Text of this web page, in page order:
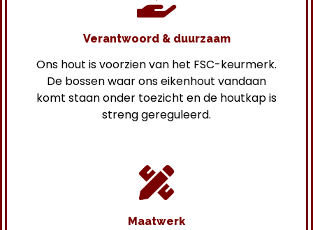
Verantwoord & duurzaam
Ons hout is voorzien van het FSC-keurmerk.
De bossen waar ons eikenhout vandaan
komt staan onder toezicht en de houtkap is
streng gereguleerd.
Maatwerk